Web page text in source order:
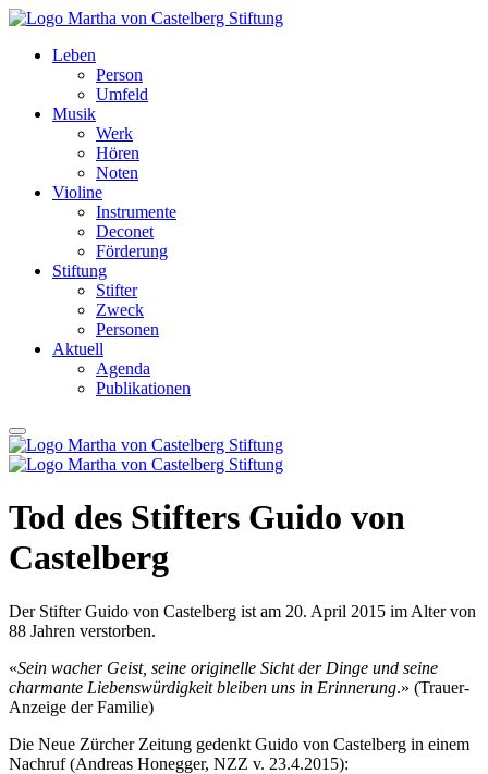
Leben
Person
Umfeld
Musik
Werk
Hören
Noten
Violine
Instrumente
Deconet
Förderung
Stiftung
Stifter
Zweck
Personen
Aktuell
Agenda
Publikationen
Tod des Stifters Guido von
Castelberg
Der Stifter Guido von Castelberg ist am 20. April 2015 im Alter von
88 Jahren verstorben.
«Sein wacher Geist, seine originelle Sicht der Dinge und seine
charmante Liebenswürdigkeit bleiben uns in Erinnerung.» (Trauer-
Anzeige der Familie)
Die Neue Zürcher Zeitung gedenkt Guido von Castelberg in einem
Nachruf (Andreas Honegger, NZZ v. 23.4.2015):